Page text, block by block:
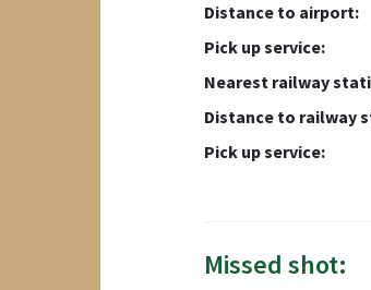
Distance to airport:
Pick up service:
Nearest railway
Distance to railway
Pick up service:
Missed shot: